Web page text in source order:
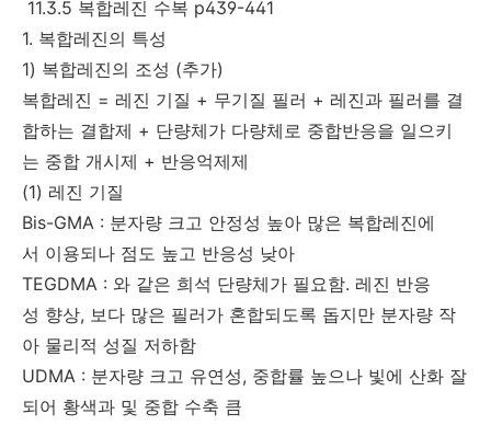
11.3.5 복합레진 수복 p439-441
1. 복합레진의 특성
1) 복합레진의 조성 (추가)
복합레진 = 레진 기질 + 무기질 필러 + 레진과 필러를 결
합하는 결합제 + 단량체가 다량체로 중합반응을 일으키
는 중합 개시제 + 반응억제제
(1) 레진 기질
Bis-GMA : 분자량 크고 안정성 높아 많은 복합레진에
서 이용되나 점도 높고 반응성 낮아
TEGDMA : 와 같은 희석 단량체가 필요함. 레진 반응
성 향상, 보다 많은 필러가 혼합되도록 돕지만 분자량 작
아 물리적 성질 저하함
UDMA : 분자량 크고 유연성, 중합률 높으나 빛에 산화 잘
되어 황색과 및 중합 수축 큼